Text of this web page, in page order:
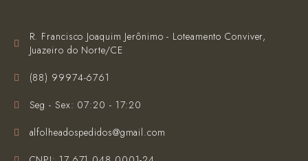
R. Francisco Joaquim Jerônimo - Loteamento Conviver,
Juazeiro do Norte/CE
(‪88) 99974-6761‬
Seg - Sex: 07:20 - 17:20
alfolheadospedidos@gmail.com